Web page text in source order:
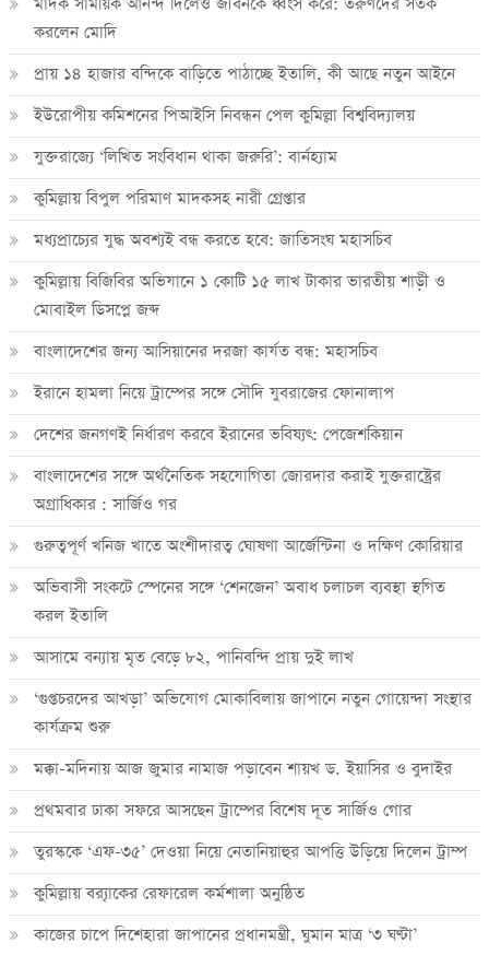
করলেন মোদি
প্রায় ১৪ হাজার বন্দিকে বাড়িতে পাঠাচ্ছে ইতালি, কী আছে নতুন আইনে
ইউরোপীয় কমিশনের পিআইসি নিবন্ধন পেল কুমিল্লা বিশ্ববিদ্যালয়
যুক্তরাজ্যে ‘লিখিত সংবিধান থাকা জরুরি’: বার্নহ্যাম
কুমিল্লায় বিপুল পরিমাণ মাদকসহ নারী গ্রেপ্তার
মধ্যপ্রাচ্যের যুদ্ধ অবশ্যই বন্ধ করতে হবে: জাতিসংঘ মহাসচিব
কুমিল্লায় বিজিবির অভিযানে ১ কোটি ১৫ লাখ টাকার ভারতীয় শাড়ী ও
মোবাইল ডিসপ্লে জব্দ
বাংলাদেশের জন্য আসিয়ানের দরজা কার্যত বন্ধ: মহাসচিব
ইরানে হামলা নিয়ে ট্রাম্পের সঙ্গে সৌদি যুবরাজের ফোনালাপ
দেশের জনগণই নির্ধারণ করবে ইরানের ভবিষ্যৎ: পেজেশকিয়ান
বাংলাদেশের সঙ্গে অর্থনৈতিক সহযোগিতা জোরদার করাই যুক্তরাষ্ট্রের
অগ্রাধিকার : সার্জিও গর
গুরুত্বপূর্ণ খনিজ খাতে অংশীদারত্ব ঘোষণা আর্জেন্টিনা ও দক্ষিণ কোরিয়ার
অভিবাসী সংকটে স্পেনের সঙ্গে ‘শেনজেন’ অবাধ চলাচল ব্যবস্থা স্থগিত
করল ইতালি
আসামে বন্যায় মৃত বেড়ে ৮২, পানিবন্দি প্রায় দুই লাখ
‘গুপ্তচরদের আখড়া’ অভিযোগ মোকাবিলায় জাপানে নতুন গোয়েন্দা সংস্থার
কার্যক্রম শুরু
মক্কা-মদিনায় আজ জুমার নামাজ পড়াবেন শায়খ ড. ইয়াসির ও বুদাইর
প্রথমবার ঢাকা সফরে আসছেন ট্রাম্পের বিশেষ দূত সার্জিও গোর
তুরস্ককে ‘এফ-৩৫’ দেওয়া নিয়ে নেতানিয়াহুর আপত্তি উড়িয়ে দিলেন ট্রাম্প
কুমিল্লায় ব্র‍্যাকের রেফারেল কর্মশালা অনুষ্ঠিত
কাজের চাপে দিশেহারা জাপানের প্রধানমন্ত্রী, ঘুমান মাত্র ‘৩ ঘণ্টা’